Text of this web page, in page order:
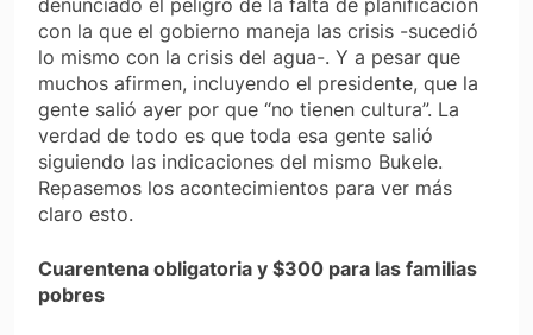
con la que el gobierno maneja las crisis -sucedió
lo mismo con la crisis del agua-. Y a pesar que
muchos afirmen, incluyendo el presidente, que la
gente salió ayer por que “no tienen cultura”. La
verdad de todo es que toda esa gente salió
siguiendo las indicaciones del mismo Bukele.
Repasemos los acontecimientos para ver más
claro esto.
Cuarentena obligatoria y $300 para las familias
pobres